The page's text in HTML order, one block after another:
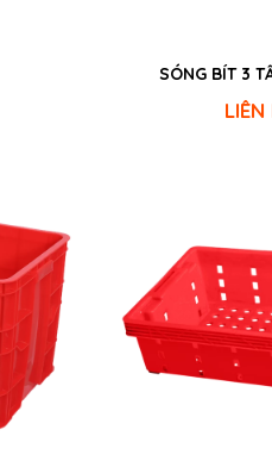
SÓNG BÍT 3
LIÊN